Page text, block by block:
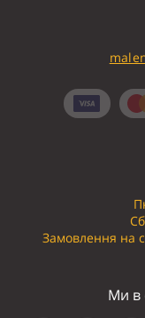
Замовлення на
Ми в